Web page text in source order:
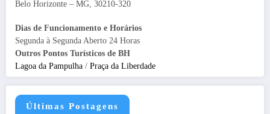
Belo Horizonte – MG, 30210-320
Dias de Funcionamento e Horários
Segunda à Segunda Aberto 24 Horas
Outros Pontos Turísticos de BH
Lagoa da Pampulha / Praça da Liberdade
Últimas Postagens